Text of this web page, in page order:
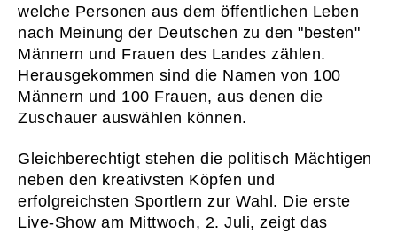
welche Personen aus dem öffentlichen Leben
nach Meinung der Deutschen zu den "besten"
Männern und Frauen des Landes zählen.
Herausgekommen sind die Namen von 100
Männern und 100 Frauen, aus denen die
Zuschauer auswählen können.
Gleichberechtigt stehen die politisch Mächtigen
neben den kreativsten Köpfen und
erfolgreichsten Sportlern zur Wahl. Die erste
Live-Show am Mittwoch, 2. Juli, zeigt das